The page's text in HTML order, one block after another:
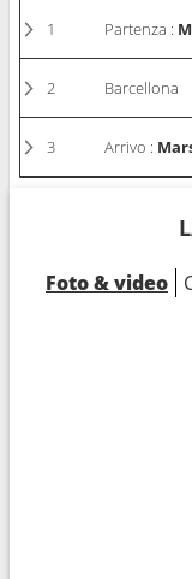
1 Partenza :
2 Barcellona
3 Arrivo :
Foto & video